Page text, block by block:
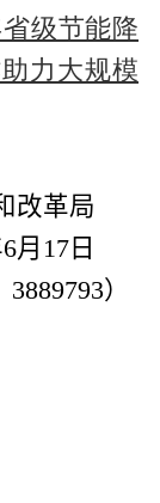
级节能降
力大规模
改革局
6月 17 日
3889793）